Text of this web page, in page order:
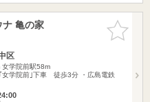
お気に入
りに追加
亀の家
区
女学院前駅58m
女学院前｣下車 徒歩3分 ・広島電鉄